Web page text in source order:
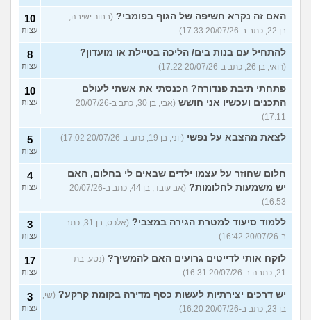
האם זה נקרא חשיפה של הגוף בפומבי? (בחור ישיבה,
בן 22, כתב ב-20/07/26 17:33)
10
עצות
להתחיל עם בנות בים/ הליכה בטיילת או מועדון?
(רואי, בן 26, כתב ב-20/07/26 17:22)
8
עצות
פתחתי תיבת פנדורה? הכנסתי את אשתי לעולם
התכנים ועכשיו אני חושש
(אבי, בן 30, כתב ב-20/07/26
17:11)
10
עצות
לצאת מהצבא על נפשי (יוני, בן 19, כתב ב-20/07/26 17:02) 5
עצות
חלום שחוזר על עצמו ילדים שבאים לי בחלום, האם
יש משמעות לחלומות?
(אב עובד, בן 44, כתב ב-20/07/26
16:53)
4
עצות
ללמוד סיעוד למטרת הגירה במצבי?
(אלכס, בן 31, כתב
ב-20/07/26 16:42)
3
עצות
לוקח אותי לדייטים גרועים האם להמשיך? (נטע, בת
21, כתבה ב-20/07/26 16:31)
17
עצות
יש דרכים יצירתיות לעשות כסף מדירה בקומת קרקע? (שי,
בן 23, כתב ב-20/07/26 16:20)
3
עצות